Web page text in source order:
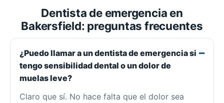
Dentista de emergencia en
Bakersfield: preguntas frecuentes
¿Puedo llamar a un dentista de emergencia si
tengo sensibilidad dental o un dolor de
muelas leve?
Claro que sí. No hace falta que el dolor sea